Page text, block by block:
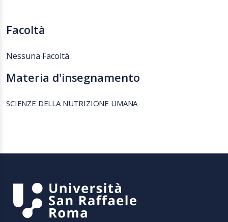
Facoltà
Nessuna Facoltà
Materia d'insegnamento
SCIENZE DELLA NUTRIZIONE UMANA